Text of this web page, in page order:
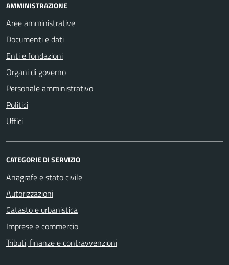
AMMINISTRAZIONE
Aree amministrative
Documenti e dati
Enti e fondazioni
Organi di governo
Personale amministrativo
Politici
Uffici
CATEGORIE DI SERVIZIO
Anagrafe e stato civile
Autorizzazioni
Catasto e urbanistica
Imprese e commercio
Tributi, finanze e contravvenzioni